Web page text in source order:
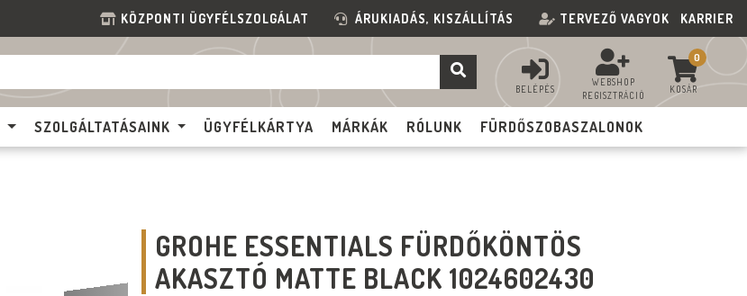
KÖZPONTI ÜGYFÉLSZOLGÁLAT ÁRUKIADÁS, KISZÁLLÍTÁS TERVEZŐ VAGYOK KARRIER
BELÉPÉS
WEBSHOP
REGISZTRÁCIÓ
0
KOSÁR
SZOLGÁLTATÁSAINK ÜGYFÉLKÁRTYA MÁRKÁK RÓLUNK FÜRDŐSZOBASZALONOK
GROHE ESSENTIALS FÜRDŐKÖNTÖS
AKASZTÓ MATTE BLACK 1024602430